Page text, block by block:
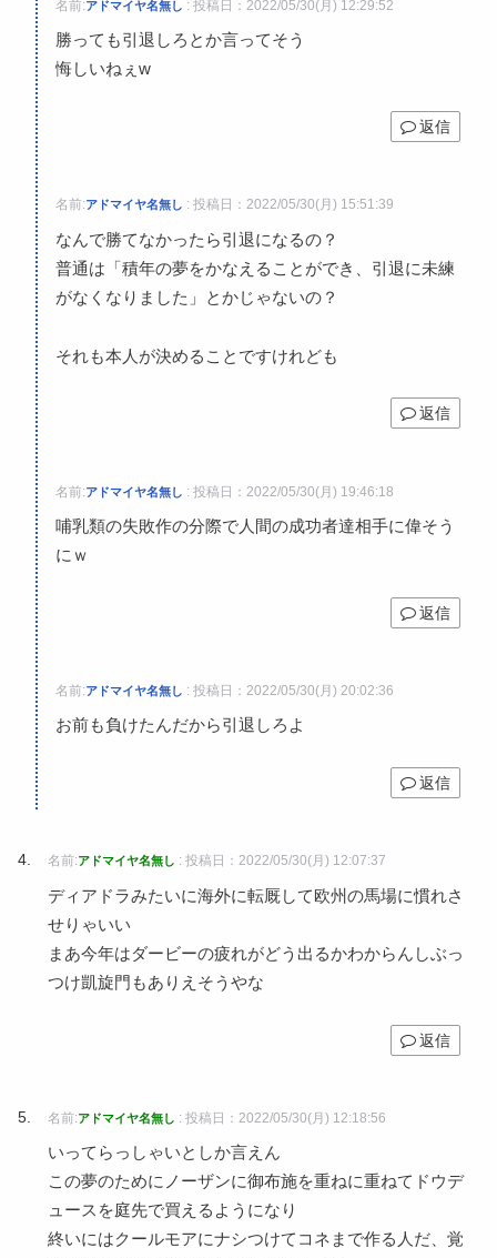
名前:アドマイヤ名無し : 投稿日：2022/05/30(月) 12:29:52
勝っても引退しろとか言ってそう
悔しいねぇw
返信
名前:アドマイヤ名無し : 投稿日：2022/05/30(月) 15:51:39
なんで勝てなかったら引退になるの？
普通は「積年の夢をかなえることができ、引退に未練
がなくなりました」とかじゃないの？
それも本人が決めることですけれども
返信
名前:アドマイヤ名無し : 投稿日：2022/05/30(月) 19:46:18
哺乳類の失敗作の分際で人間の成功者達相手に偉そう
にｗ
返信
名前:アドマイヤ名無し : 投稿日：2022/05/30(月) 20:02:36
お前も負けたんだから引退しろよ
返信
名前:アドマイヤ名無し : 投稿日：2022/05/30(月) 12:07:37
ディアドラみたいに海外に転厩して欧州の馬場に慣れさ
せりゃいい
まあ今年はダービーの疲れがどう出るかわからんしぶっ
つけ凱旋門もありえそうやな
返信
名前:アドマイヤ名無し : 投稿日：2022/05/30(月) 12:18:56
いってらっしゃいとしか言えん
この夢のためにノーザンに御布施を重ねに重ねてドウデ
ュースを庭先で買えるようになり
終いにはクールモアにナシつけてコネまで作る人だ、覚